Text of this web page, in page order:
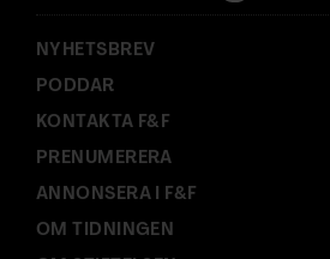
:
NYHETSBREV
PODDAR
KONTAKTA F&F
PRENUMERERA
ANNONSERA I F&F
OM TIDNINGEN